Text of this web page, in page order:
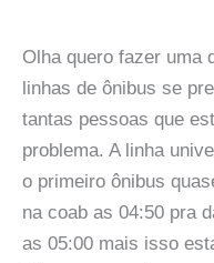
Olha quero fazer uma
linhas de ônibus se
tantas pessoas que
problema. A linha
o primeiro ônibus
na coab as 04:50 pra
as 05:00 mais isso